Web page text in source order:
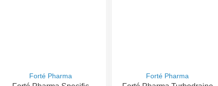
Forté Pharma Forté Pharma